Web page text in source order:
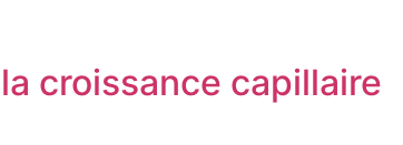
croissance capillaire